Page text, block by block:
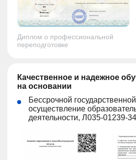
Диплом о профессиональной
переподготовке
Качественное и надежное
на основании
Бессрочной
осуществление
деятельности, Л035-01239-